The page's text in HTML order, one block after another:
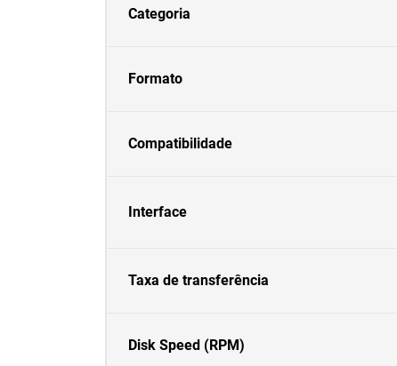
Categoria
Formato
Compatibilidade
Interface
Taxa de transferência
Disk Speed (RPM)